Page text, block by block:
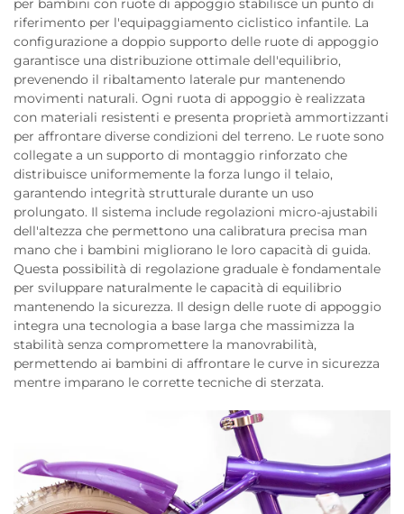
per bambini con ruote di appoggio stabilisce un punto di
riferimento per l'equipaggiamento ciclistico infantile. La
configurazione a doppio supporto delle ruote di appoggio
garantisce una distribuzione ottimale dell'equilibrio,
prevenendo il ribaltamento laterale pur mantenendo
movimenti naturali. Ogni ruota di appoggio è realizzata
con materiali resistenti e presenta proprietà ammortizzanti
per affrontare diverse condizioni del terreno. Le ruote sono
collegate a un supporto di montaggio rinforzato che
distribuisce uniformemente la forza lungo il telaio,
garantendo integrità strutturale durante un uso
prolungato. Il sistema include regolazioni micro-ajustabili
dell'altezza che permettono una calibratura precisa man
mano che i bambini migliorano le loro capacità di guida.
Questa possibilità di regolazione graduale è fondamentale
per sviluppare naturalmente le capacità di equilibrio
mantenendo la sicurezza. Il design delle ruote di appoggio
integra una tecnologia a base larga che massimizza la
stabilità senza compromettere la manovrabilità,
permettendo ai bambini di affrontare le curve in sicurezza
mentre imparano le corrette tecniche di sterzata.